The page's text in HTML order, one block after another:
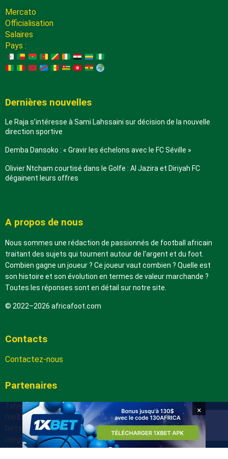
Mercato
Officialisation
Salaires
Pays :
Dernières nouvelles
Le Raja s’intéresse à Sami Lahssaini sur décision de la nouvelle
direction sportive
Demba Dansoko : « Gravir les échelons avec le FC Séville »
Olivier Ntcham courtisé dans le Golfe : Al Jazira et Diriyah FC
dégainent leurs offres
A propos de nous
Nous sommes une rédaction de passionnés de football africain
traitant des sujets qui tournent autour de l’argent et du foot.
Combien gagne un joueur ? Ce joueur vaut combien ? Quelle est
son histoire et son évolution en termes de valeur marchande ?
Toutes les réponses sont en détail sur notre site.
© 2022–2026 africafoot.com
Contacts
Contactez-nous
Partenaires
1xbetapk.africafoot.com
melbet.africafoot.com
betwinnerapp.africafoot.com
megapari.africafoot.com
888starz.africafoot.com
×